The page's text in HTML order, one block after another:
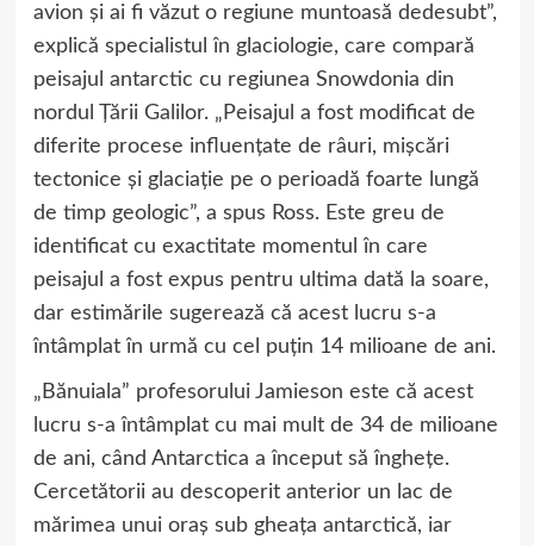
avion şi ai fi văzut o regiune muntoasă dedesubt”,
explică specialistul în glaciologie, care compară
peisajul antarctic cu regiunea Snowdonia din
nordul Ţării Galilor. „Peisajul a fost modificat de
diferite procese influențate de râuri, mișcări
tectonice și glaciație pe o perioadă foarte lungă
de timp geologic”, a spus Ross. Este greu de
identificat cu exactitate momentul în care
peisajul a fost expus pentru ultima dată la soare,
dar estimările sugerează că acest lucru s-a
întâmplat în urmă cu cel puţin 14 milioane de ani.
„Bănuiala” profesorului Jamieson este că acest
lucru s-a întâmplat cu mai mult de 34 de milioane
de ani, când Antarctica a început să îngheţe.
Cercetătorii au descoperit anterior un lac de
mărimea unui oraş sub gheaţa antarctică, iar